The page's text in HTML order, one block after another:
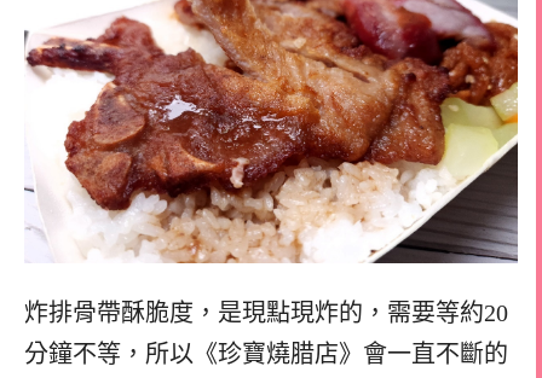
炸排骨帶酥脆度，是現點現炸的， 需要等約20
分鐘不等， 所以《珍寶燒腊店》會一直不斷的